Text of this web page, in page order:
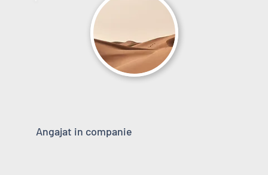
Angajat in companie